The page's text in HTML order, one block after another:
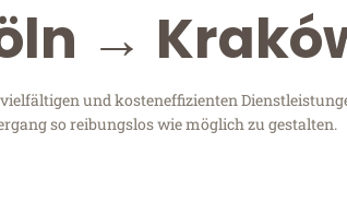
→
und kosteneffizienten
so reibungslos wie möglich zu gestalten.